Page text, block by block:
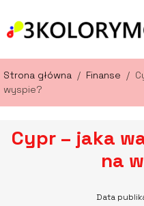
Strona główna / Finanse /
wyspie?
Cypr – jaka
na
Data